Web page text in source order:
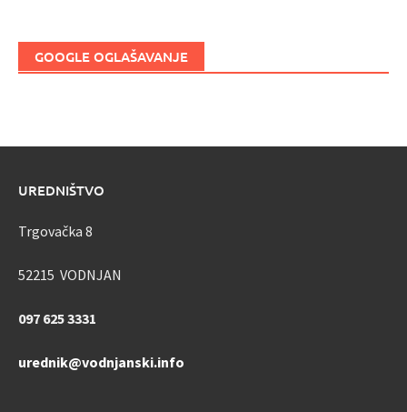
GOOGLE OGLAŠAVANJE
UREDNIŠTVO
Trgovačka 8
52215 VODNJAN
097 625 3331
urednik@vodnjanski.info